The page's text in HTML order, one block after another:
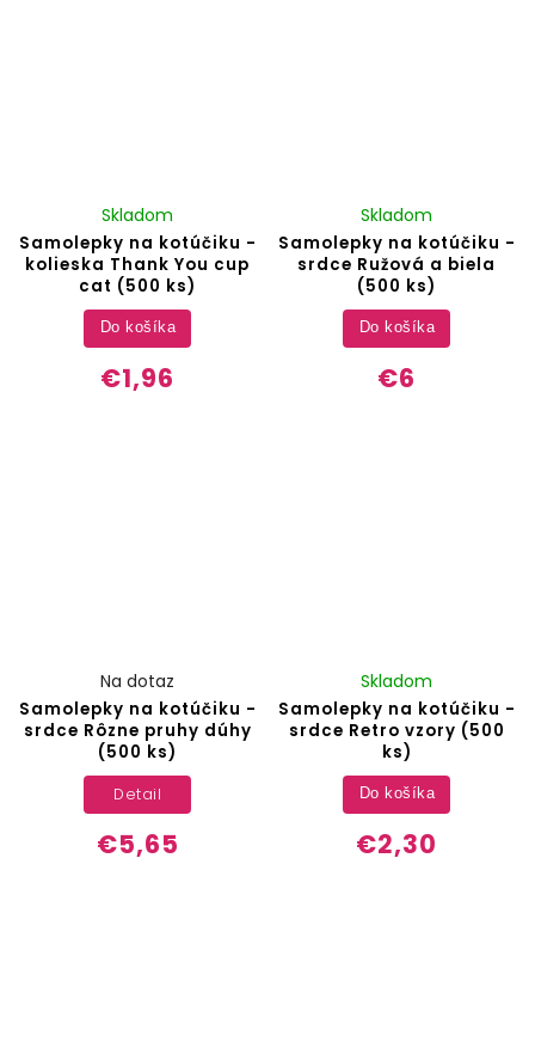
Samolepky na kotúčiku -
kolieska Thank You cup
cat (500 ks)
Skladom
€1,96
Do košíka
Samolepky na kotúčiku -
srdce Ružová a biela
(500 ks)
Skladom
€6
Do košíka
Samolepky na kotúčiku -
srdce Rôzne pruhy dúhy
(500 ks)
Na dotaz
€5,65
Detail
Samolepky na kotúčiku -
srdce Retro vzory (500
ks)
Skladom
€2,30
Do košíka